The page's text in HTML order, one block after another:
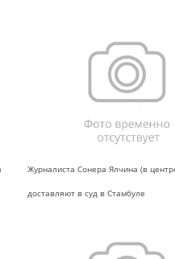
Журналиста Сонера Ялчина (в
доставляют в суд в Стамбуле